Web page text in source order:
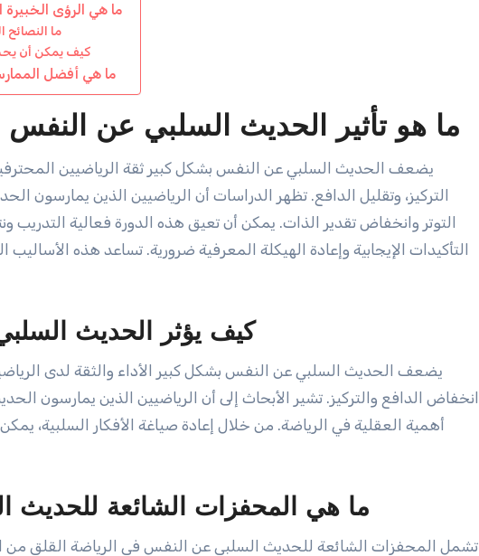
ما هي الرؤى
ما النصائح
كيف يمكن أن
ما هي أفضل
ما هو تأثير الحديث السلبي عن النفس
يضعف الحديث السلبي عن النفس بشكل كبير ثقة الرياضيين
التركيز، وتقليل الدافع. تظهر الدراسات أن الرياضيين الذين
التوتر وانخفاض تقدير الذات. يمكن أن تعيق هذه الدورة فعالية التدريب
التأكيدات الإيجابية وإعادة الهيكلة المعرفية ضرورية. تساعد هذه الأساليب
كيف يؤثر الحديث
يضعف الحديث السلبي عن النفس بشكل كبير الأداء والثقة لدى
انخفاض الدافع والتركيز. تشير الأبحاث إلى أن الرياضيين الذين يمارسون
أهمية العقلية في الرياضة. من خلال إعادة صياغة الأفكار السلبية،
ما هي المحفزات الشائعة للحديث
تشمل المحفزات الشائعة للحديث السلبي عن النفس في الرياضة القلق من